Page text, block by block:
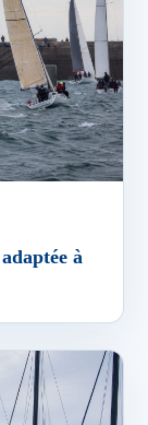
à